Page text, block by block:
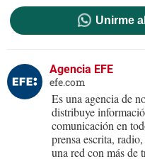
Unirme
Agencia EFE
efe.com
Es una agencia de
distribuye
comunicación en
prensa escrita,
una red con más de